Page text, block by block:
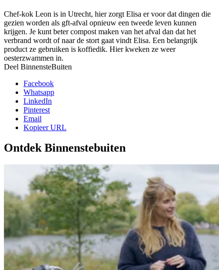
Chef-kok Leon is in Utrecht, hier zorgt Elisa er voor dat dingen die
gezien worden als gft-afval opnieuw een tweede leven kunnen
krijgen. Je kunt beter compost maken van het afval dan dat het
verbrand wordt of naar de stort gaat vindt Elisa. Een belangrijk
product ze gebruiken is koffiedik. Hier kweken ze weer
oesterzwammen in.
Deel BinnensteBuiten
Facebook
Whatsapp
LinkedIn
Pinterest
Email
Kopieer URL
Ontdek Binnenstebuiten